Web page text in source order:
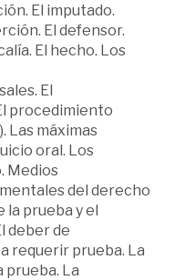
El imputado.
El defensor.
El hecho. Los
El
procedimiento
Las máximas
oral. Los
Medios
del derecho
la prueba y el
deber de
requerir prueba. La
prueba. La